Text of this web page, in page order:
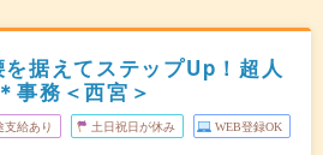
を据えてステップUp！超人
事務＜西宮＞
支給あり 土日祝日が休み WEB登録OK